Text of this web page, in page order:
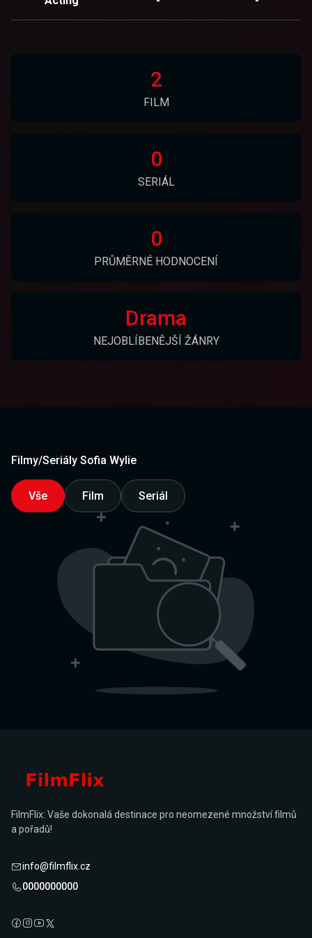
2
FILM
0
SERIÁL
0
PRŮMĚRNÉ HODNOCENÍ
Drama
NEJOBLÍBENĚJŠÍ ŽÁNRY
Filmy/Seriály Sofia Wylie
Vše Film Seriál
FilmFlix: Vaše dokonalá destinace pro neomezené množství filmů
a pořadů!
info@filmflix.cz
0000000000